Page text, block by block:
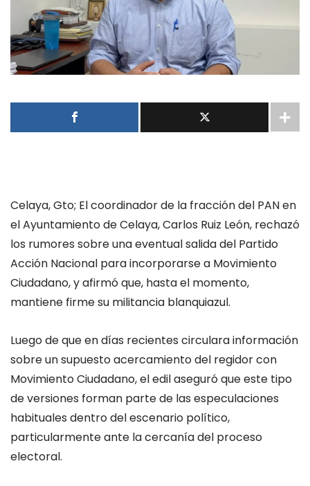
Celaya, Gto; El coordinador de la fracción del PAN en
el Ayuntamiento de Celaya, Carlos Ruiz León, rechazó
los rumores sobre una eventual salida del Partido
Acción Nacional para incorporarse a Movimiento
Ciudadano, y afirmó que, hasta el momento,
mantiene firme su militancia blanquiazul.
Luego de que en días recientes circulara información
sobre un supuesto acercamiento del regidor con
Movimiento Ciudadano, el edil aseguró que este tipo
de versiones forman parte de las especulaciones
habituales dentro del escenario político,
particularmente ante la cercanía del proceso
electoral.